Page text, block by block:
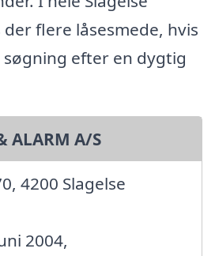
flere låsesmede, hvis
efter en dygtig
ALARM A/S
4200 Slagelse
2004,